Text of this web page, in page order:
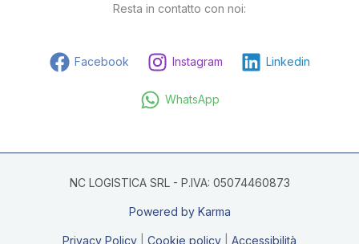
Resta in contatto con noi:
Facebook Instagram Linkedin
WhatsApp
NC LOGISTICA SRL - P.IVA: 05074460873
Powered by Karma
Privacy Policy Cookie policy Accessibilità